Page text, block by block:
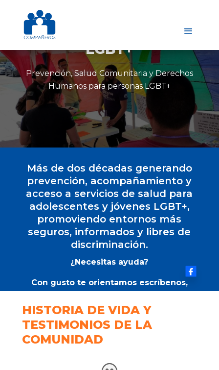
LGBT+
Prevención, Salud Comunitaria y Derechos
Humanos para personas LGBT+
Más de dos décadas generando
prevención, acompañamiento y
acceso a servicios de salud para
adolescentes y jóvenes LGBT+,
promoviendo entornos más
seguros, informados y libres de
discriminación.
¿Necesitas ayuda?
Con gusto te orientamos escríbenos,
HISTORIA DE VIDA Y
TESTIMONIOS DE LA
COMUNIDAD